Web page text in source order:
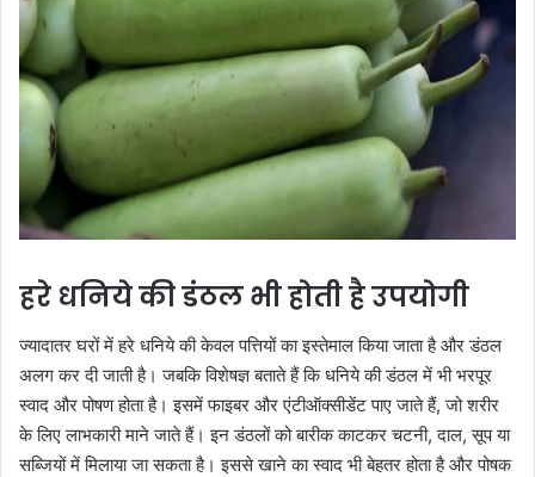
हरे धनिये की डंठल भी होती है उपयोगी
ज्यादातर घरों में हरे धनिये की केवल पत्तियों का इस्तेमाल किया जाता है और डंठल
अलग कर दी जाती है। जबकि विशेषज्ञ बताते हैं कि धनिये की डंठल में भी भरपूर
स्वाद और पोषण होता है। इसमें फाइबर और एंटीऑक्सीडेंट पाए जाते हैं, जो शरीर
के लिए लाभकारी माने जाते हैं। इन डंठलों को बारीक काटकर चटनी, दाल, सूप या
सब्जियों में मिलाया जा सकता है। इससे खाने का स्वाद भी बेहतर होता है और पोषक